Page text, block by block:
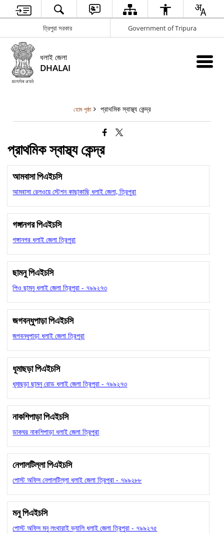
ত্রিপুরা সরকার Government of Tripura
ধলাই জেলা
DHALAI
হোম পৃষ্ঠা প্রাথমিক স্বাস্থ্য কেন্দ্র
প্রাথমিক স্বাস্থ্য কেন্দ্র
আমবাসা পিএইচসি
আমবাসা রেলওয়ে স্টেশন কাছাকাছি ধলাই জেলা, ত্রিপুরা
গঙ্গানগর পিএইচসি
গঙ্গানগর ধলাই জেলা ত্রিপুরা
ছামনু পিএইচসি
পিও ছামনু ধলাই জেলা ত্রিপুরা - ৭৯৯২৭৩
জগবন্ধুপাড়া পিএইচসি
জগবন্ধুপাড়া ধলাই জেলা ত্রিপুরা
ধূমাছড়া পিএইচসি
ধূমাছড়া ছামনু রোড ধলাই জেলা ত্রিপুরা - ৭৯৯২৭৩
নাকশিপাড়া পিএইচসি
ডাকঘর নাকশিপাড়া ধলাই জেলা ত্রিপুরা
নেপালটিল্লা পিএইচসি
পোস্ট অফিস নেপালটিল্লা ধলাই জেলা ত্রিপুরা - ৭৯৯২৮৮
মনু পিএইচসি
পোস্ট অফিস মনু লংথারাই ভ্যালি ধলাই জেলা ত্রিপুরা - ৭৯৯২৭৫